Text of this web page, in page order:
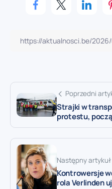
Poprzedni
Strajki w
protestu,
Następny artykuł
Kontrowersje
rola Verlinden